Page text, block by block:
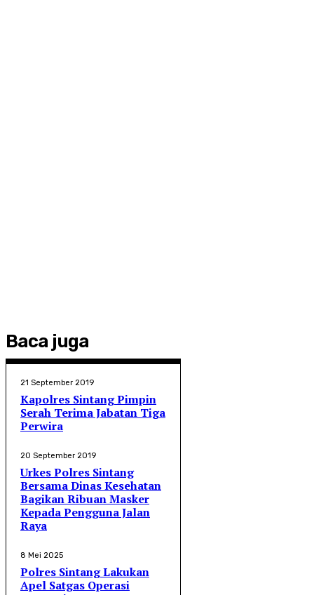
Baca juga
21 September 2019
Kapolres Sintang Pimpin
Serah Terima Jabatan Tiga
Perwira
20 September 2019
Urkes Polres Sintang
Bersama Dinas Kesehatan
Bagikan Ribuan Masker
Kepada Pengguna Jalan
Raya
8 Mei 2025
Polres Sintang Lakukan
Apel Satgas Operasi